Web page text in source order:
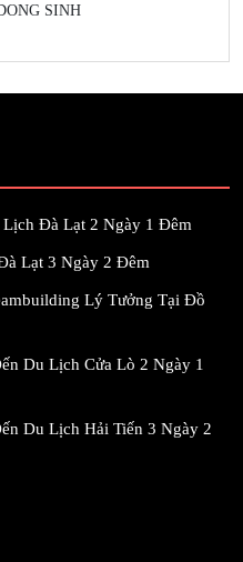
SINH
Đà Lạt 2 Ngày 1 Đêm
Lạt 3 Ngày 2 Đêm
Lý Tưởng Tại Đồ
Du Lịch Cửa Lò 2 Ngày 1
Du Lịch Hải Tiến 3 Ngày 2